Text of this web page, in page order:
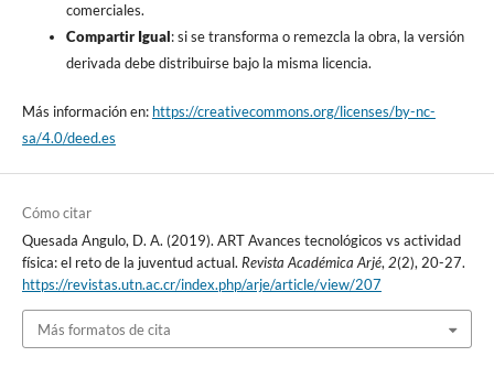
comerciales.
Compartir Igual: si se transforma o remezcla la obra, la versión
derivada debe distribuirse bajo la misma licencia.
Más información en: https://creativecommons.org/licenses/by-nc-
sa/4.0/deed.es
Cómo citar
Quesada Angulo, D. A. (2019). ART Avances tecnológicos vs actividad
física: el reto de la juventud actual. Revista Académica Arjé,2(2), 20-27.
https://revistas.utn.ac.cr/index.php/arje/article/view/207
Más formatos de cita